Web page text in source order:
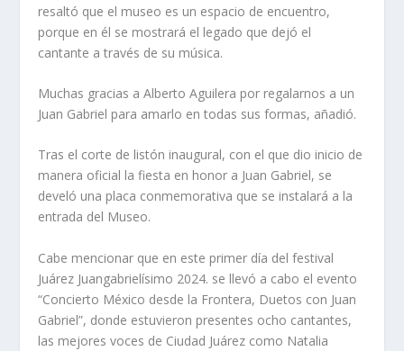
resaltó que el museo es un espacio de encuentro,
porque en él se mostrará el legado que dejó el
cantante a través de su música.
Muchas gracias a Alberto Aguilera por regalarnos a un
Juan Gabriel para amarlo en todas sus formas, añadió.
Tras el corte de listón inaugural, con el que dio inicio de
manera oficial la fiesta en honor a Juan Gabriel, se
develó una placa conmemorativa que se instalará a la
entrada del Museo.
Cabe mencionar que en este primer día del festival
Juárez Juangabrielísimo 2024. se llevó a cabo el evento
“Concierto México desde la Frontera, Duetos con Juan
Gabriel”, donde estuvieron presentes ocho cantantes,
las mejores voces de Ciudad Juárez como Natalia